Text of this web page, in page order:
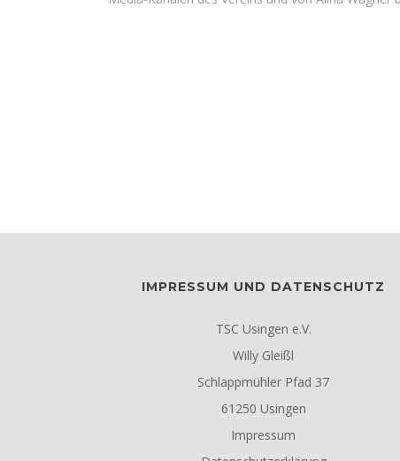
IMPRESSUM UND DATENSCHUTZ
TSC Usingen e.V.
Willy Gleißl
Schlappmühler Pfad 37
61250 Usingen
Impressum